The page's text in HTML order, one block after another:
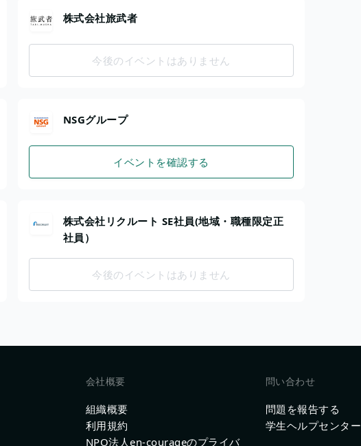
株式会社旅武者
今後のイベントはありません
NSGグループ
イベントを確認する
株式会社リクルート SE社員(地域・職種限定正
社員）
今後のイベントはありません
会社概要
組織概要
利用規約
NPO法人en-courageのプライバ
問い合わせ
問題を報告する
学生ヘルプセンター